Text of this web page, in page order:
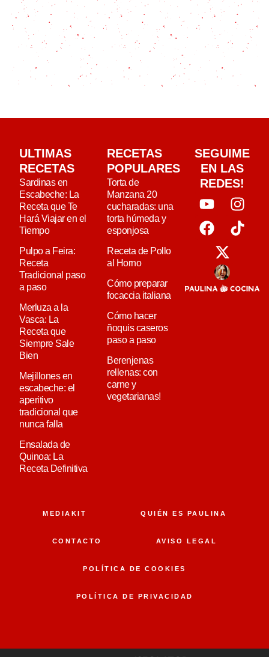
ULTIMAS
RECETAS
Sardinas en
Escabeche: La
Receta que Te
Hará Viajar en el
Tiempo
Pulpo a Feira:
Receta
Tradicional paso
a paso
Merluza a la
Vasca: La
Receta que
Siempre Sale
Bien
Mejillones en
escabeche: el
aperitivo
tradicional que
nunca falla
Ensalada de
Quinoa: La
Receta Definitiva
RECETAS
POPULARES
Torta de
Manzana 20
cucharadas: una
torta húmeda y
esponjosa
Receta de Pollo
al Horno
Cómo preparar
focaccia italiana
Cómo hacer
ñoquis caseros
paso a paso
Berenjenas
rellenas: con
carne y
vegetarianas!
SEGUIME
EN LAS
REDES!
MEDIAKIT QUIÉN ES PAULINA
CONTACTO AVISO LEGAL
POLÍTICA DE COOKIES
POLÍTICA DE PRIVACIDAD